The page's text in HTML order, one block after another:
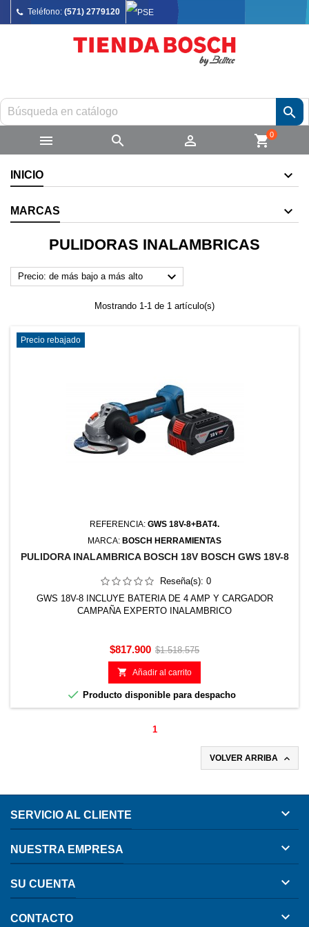
Teléfono: (571) 2779120


  shopping_cart0
INICIO
MARCAS
PULIDORAS INALAMBRICAS
Precio: de más bajo a más alto 
Mostrando 1-1 de 1 artículo(s)
Precio rebajado
REFERENCIA: GWS 18V-8+BAT4.
MARCA: BOSCH HERRAMIENTAS
PULIDORA INALAMBRICA BOSCH 18V BOSCH GWS 18V-8
Reseña(s): 0
GWS 18V-8 INCLUYE BATERIA DE 4 AMP Y CARGADOR
CAMPAÑA EXPERTO INALAMBRICO
Precio
$817.900 Precio
base
$1.518.575
 Añadir al carrito
 Producto disponible para despacho
1
VOLVER ARRIBA 
SERVICIO AL CLIENTE 
NUESTRA EMPRESA 
SU CUENTA 
CONTACTO 